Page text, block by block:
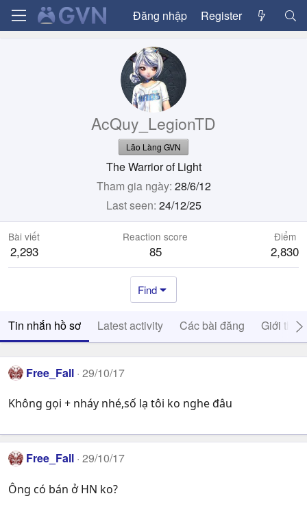
Đăng nhập Register
AcQuy_LegionTD
Lão Làng GVN
The Warrior of Light
Tham gia ngày 28/6/12
Last seen 24/12/25
Bài viết
2,293
Reaction score
85
Điểm
2,830
Find
Tin nhắn hồ sơ Latest activity Các bài đăng Giới thiệu
Free_Fall 29/10/17
Không gọi + nháy nhé,số lạ tôi ko nghe đâu
Free_Fall 29/10/17
Ông có bán ở HN ko?